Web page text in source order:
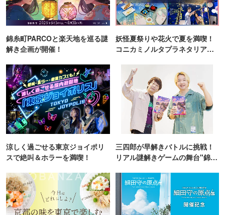
錦糸町PARCOと楽天地を巡る謎
解き企画が開催！
妖怪夏祭りや花火で夏を満喫！
コニカミノルタプラネタリア
涼しく過ごせる東京ジョイポリ
スで絶叫＆ホラーを満喫！
三四郎が早解きバトルに挑戦！
リアル謎解きゲームの舞台"錦糸